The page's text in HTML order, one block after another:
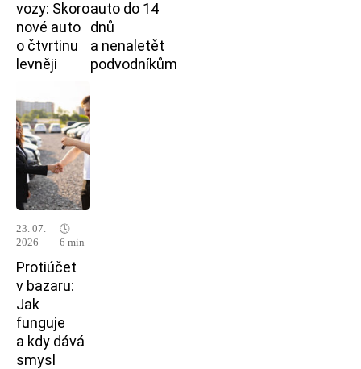
vozy: Skoro
nové auto
o čtvrtinu
levněji
auto do 14
dnů
a nenaletět
podvodníkům
23. 07.
2026
🕓
6 min
Protiúčet
v bazaru:
Jak
funguje
a kdy dává
smysl